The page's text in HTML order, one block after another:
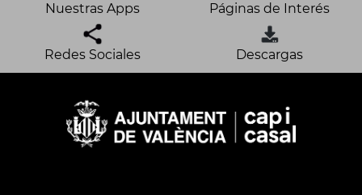
Nuestras Apps Páginas de Interés
Redes Sociales Descargas